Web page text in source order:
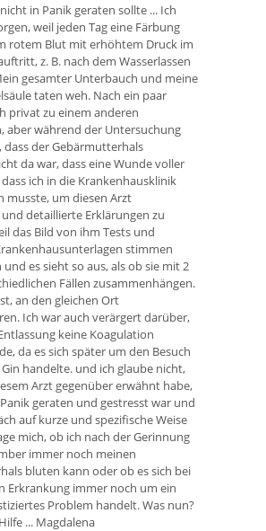
in Panik geraten sollte ... Ich
weil jeden Tag eine Färbung
rotem Blut mit erhöhtem Druck im
z. B. nach dem Wasserlassen
gesamter Unterbauch und meine
taten weh. Nach ein paar
privat zu einem anderen
aber während der Untersuchung
dass der Gebärmutterhals
da war, dass eine Wunde voller
ich in die Krankenhausklinik
musste, um diesen Arzt
detaillierte Erklärungen zu
das Bild von ihm Tests und
stimmen
es sieht so aus, als ob sie mit 2
Fällen zusammenhängen.
an den gleichen Ort
Ich war auch verärgert darüber,
keine Koagulation
da es sich später um den Besuch
handelte. und ich glaube nicht,
Arzt gegenüber erwähnt habe,
geraten und gestresst war und
auf kurze und spezifische Weise
mich, ob ich nach der Gerinnung
immer noch meinen
bluten kann oder ob es sich bei
Erkrankung immer noch um ein
Problem handelt. Was nun?
... Magdalena